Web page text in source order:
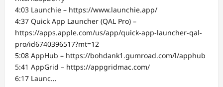
4:03 Launchie – https://www.launchie.app/
4:37 Quick App Launcher (QAL Pro) –
https://apps.apple.com/us/app/quick-app-launcher-qal-
pro/id6740396517?mt=12
5:08 AppHub – https://bohdank1.gumroad.com/l/apphub
5:41 AppGrid – https://appgridmac.com/
6:17 Launc…